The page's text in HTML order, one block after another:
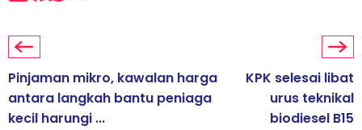
Pinjaman mikro, kawalan harga
antara langkah bantu peniaga
kecil harungi ...
KPK selesai libat
urus teknikal
biodiesel B15